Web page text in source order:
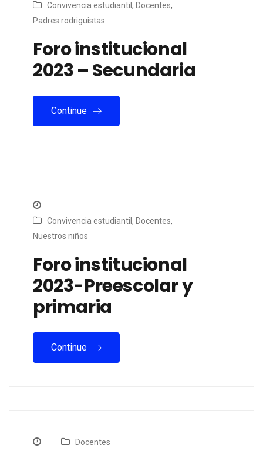
Convivencia estudiantil , Docentes,
Padres rodriguistas
Foro institucional
2023 – Secundaria
Continue
Convivencia estudiantil , Docentes,
Nuestros niños
Foro institucional
2023-Preescolar y
primaria
Continue
Docentes